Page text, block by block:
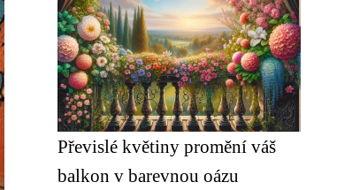
Převislé květiny promění váš
balkon v barevnou oázu